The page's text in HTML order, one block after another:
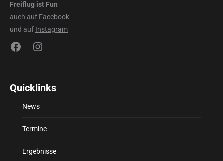
Freiflug ist Fun
auch auf Facebook
und auf Instagram
FacebookInstagram
Quicklinks
News
Termine
Ergebnisse